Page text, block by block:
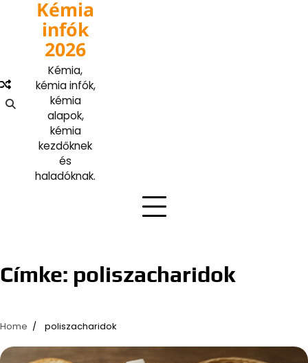
Kémia
infók
2026
Kémia,
kémia infók,
kémia
alapok,
kémia
kezdőknek
és
haladóknak.
Címke: poliszacharidok
Home poliszacharidok